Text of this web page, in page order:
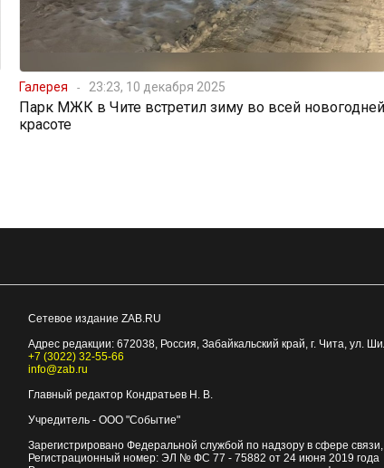
Галерея 23:23, 10 декабря 2025
Парк МЖК в Чите встретил зиму во всей новогодней
красоте
Сетевое издание ZAB.RU
Адрес редакции: 672038, Россия, Забайкальский край, г. Чита, ул.
+7 (3022) 32-55-66
info@zab.ru
Главный редактор Кондратьев Н. В.
Учредитель - ООО "Событие"
Зарегистрировано Федеральной службой по надзору в сфере
Регистрационный номер: ЭЛ № ФС 77 - 75882 от 24 июня 2019 года